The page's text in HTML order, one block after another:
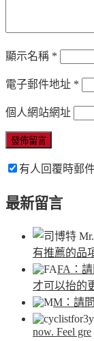
顯示名稱 *
電子郵件地址 *
個人網站網址
有人回覆時郵
最新留言
有推薦的品
FA ：
才可以抬的
M ：請
now. Feel gre